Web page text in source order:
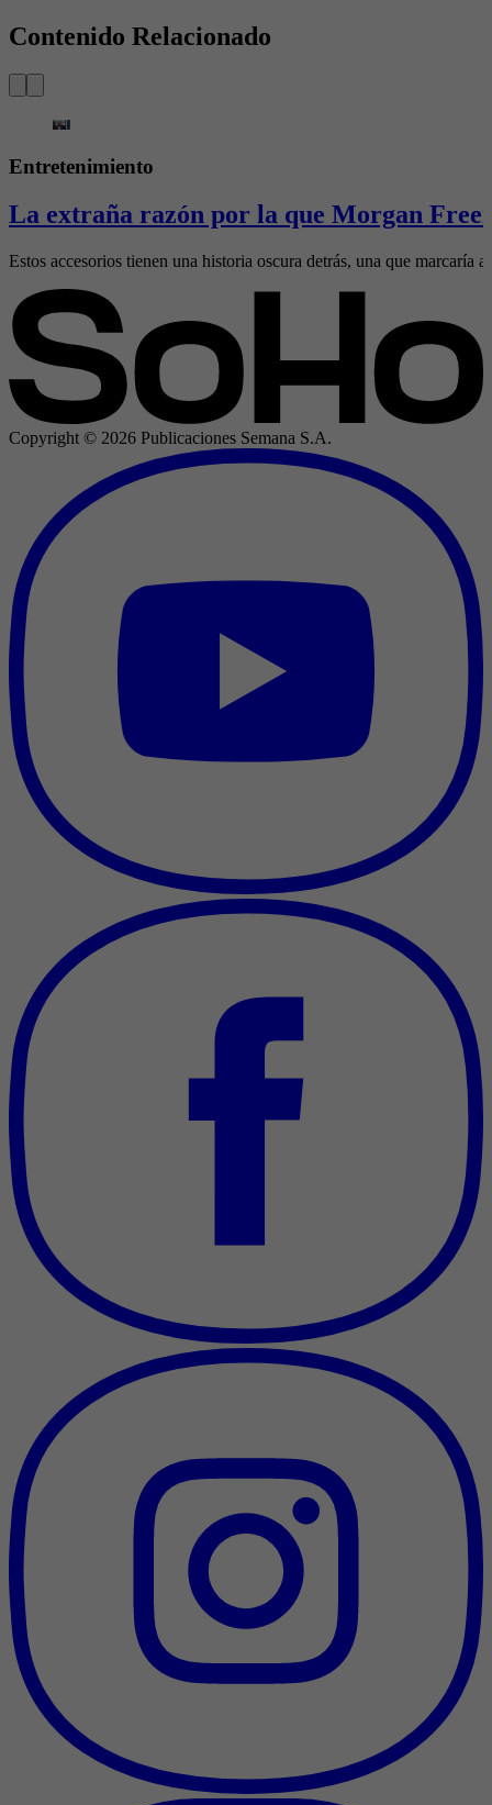
Contenido Relacionado
Entretenimiento
La extraña razón por la que Morgan
Estos accesorios tienen una historia oscura detrás, una que marcaría
Copyright © 2026 Publicaciones Semana S.A.